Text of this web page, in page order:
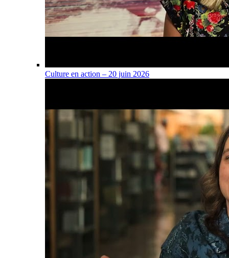
Culture en action – 20 juin 2026